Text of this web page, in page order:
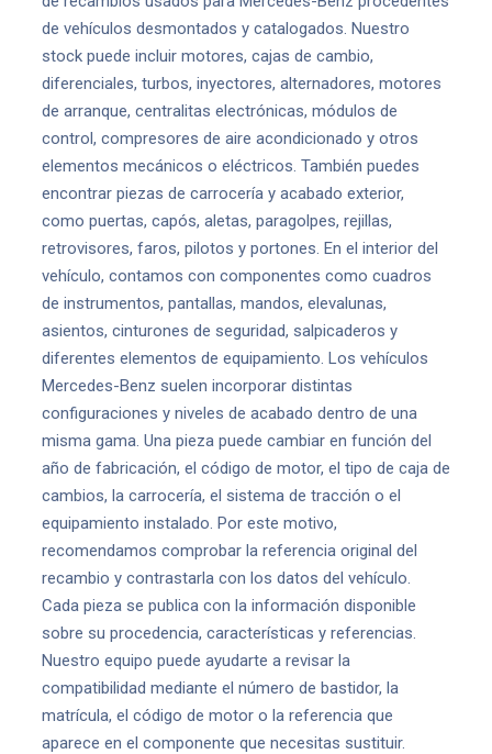
de vehículos desmontados y catalogados. Nuestro
stock puede incluir motores, cajas de cambio,
diferenciales, turbos, inyectores, alternadores, motores
de arranque, centralitas electrónicas, módulos de
control, compresores de aire acondicionado y otros
elementos mecánicos o eléctricos. También puedes
encontrar piezas de carrocería y acabado exterior,
como puertas, capós, aletas, paragolpes, rejillas,
retrovisores, faros, pilotos y portones. En el interior del
vehículo, contamos con componentes como cuadros
de instrumentos, pantallas, mandos, elevalunas,
asientos, cinturones de seguridad, salpicaderos y
diferentes elementos de equipamiento. Los vehículos
Mercedes-Benz suelen incorporar distintas
configuraciones y niveles de acabado dentro de una
misma gama. Una pieza puede cambiar en función del
año de fabricación, el código de motor, el tipo de caja de
cambios, la carrocería, el sistema de tracción o el
equipamiento instalado. Por este motivo,
recomendamos comprobar la referencia original del
recambio y contrastarla con los datos del vehículo.
Cada pieza se publica con la información disponible
sobre su procedencia, características y referencias.
Nuestro equipo puede ayudarte a revisar la
compatibilidad mediante el número de bastidor, la
matrícula, el código de motor o la referencia que
aparece en el componente que necesitas sustituir.